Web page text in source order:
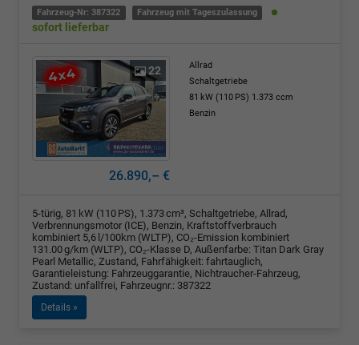
Fahrzeug-Nr: 387322 Fahrzeug mit Tageszulassung
sofort lieferbar
22
Allrad
Schaltgetriebe
81 kW (110 PS) 1.373 ccm
Benzin
26.890,– €
5-türig, 81 kW (110 PS), 1.373 cm³, Schaltgetriebe, Allrad,
Verbrennungsmotor (ICE), Benzin, Kraftstoffverbrauch
kombiniert 5,6 l/100km (WLTP), CO₂-Emission kombiniert
131.00 g/km (WLTP), CO₂-Klasse D, Außenfarbe: Titan Dark Gray
Pearl Metallic, Zustand, Fahrfähigkeit: fahrtauglich,
Garantieleistung: Fahrzeuggarantie, Nichtraucher-Fahrzeug,
Zustand: unfallfrei, Fahrzeugnr.: 387322
Details »